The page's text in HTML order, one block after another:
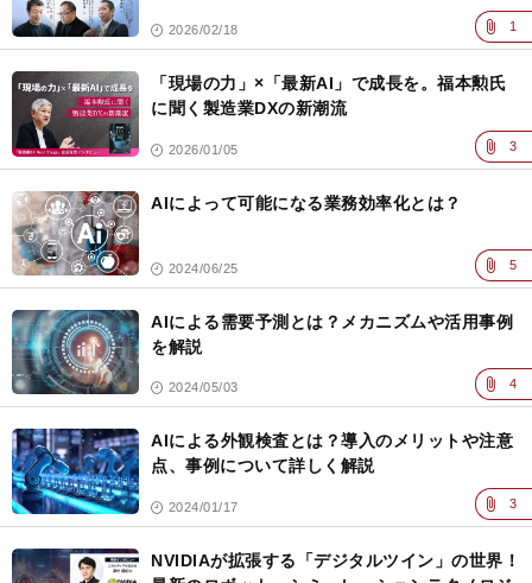
2026/02/18 1
「現場の力」×「最新AI」で成長を。福本勲氏
に聞く製造業DXの新潮流
2026/01/05 3
AIによって可能になる業務効率化とは？
2024/06/25 5
AIによる需要予測とは？メカニズムや活用事例
を解説
2024/05/03 4
AIによる外観検査とは？導入のメリットや注意
点、事例について詳しく解説
2024/01/17 3
NVIDIAが拡張する「デジタルツイン」の世界！